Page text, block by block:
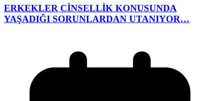
ERKEKLER CİNSELLİK KONUSUNDA
YAŞADIĞI SORUNLARDAN UTANIYOR…